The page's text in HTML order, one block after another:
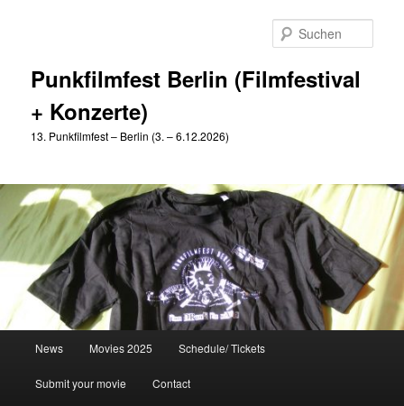
Punkfilmfest Berlin (Filmfestival
+ Konzerte)
13. Punkfilmfest – Berlin (3. – 6.12.2026)
News Movies 2025 Schedule/ Tickets
Submit your movie Contact